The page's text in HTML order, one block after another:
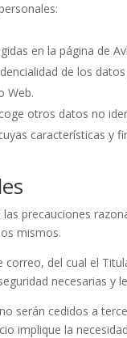
en la página de
de los
Web.
otros datos no
características y
precauciones
mismos.
del cual el
necesarias
serán cedidos a
implique la